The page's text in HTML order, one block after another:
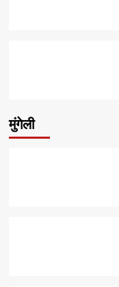
मुंगेली